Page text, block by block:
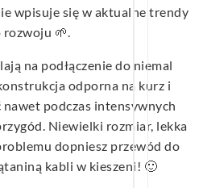
wpisuje się w aktualne trendy
rozwoju 🌱.
na podłączenie do niemal
odporna na kurz i
podczas intensywnych
Niewielki rozmiar, lekka
dopniesz przewód do
kabli w kieszeni! 🙂